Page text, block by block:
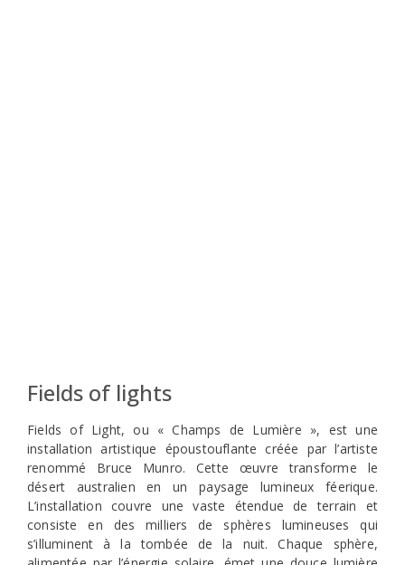
Fields of lights
Fields of Light, ou « Champs de Lumière », est une
installation artistique époustouflante créée par l’artiste
renommé Bruce Munro. Cette œuvre transforme le
désert australien en un paysage lumineux féerique.
L’installation couvre une vaste étendue de terrain et
consiste en des milliers de sphères lumineuses qui
s’illuminent à la tombée de la nuit. Chaque sphère,